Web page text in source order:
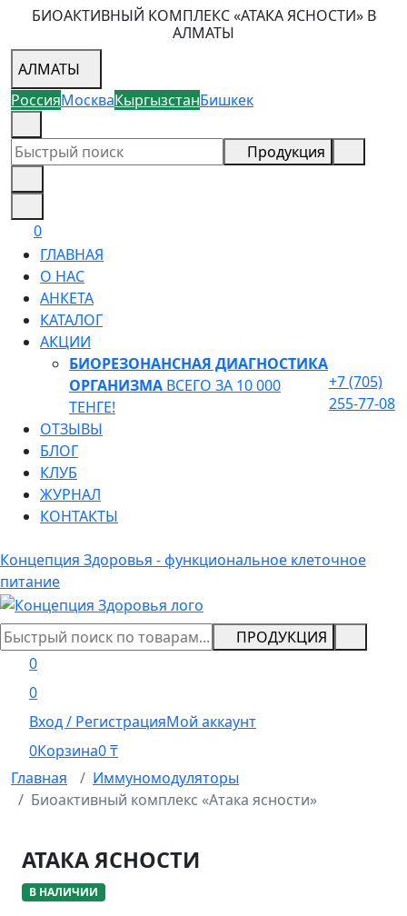
БИОАКТИВНЫЙ КОМПЛЕКС «АТАКА ЯСНОСТИ» В
АЛМАТЫ
АЛМАТЫ
РоссияМоскваКыргызстанБишкек
Продукция
0
ГЛАВНАЯ
О НАС
АНКЕТА
КАТАЛОГ
АКЦИИ
БИОРЕЗОНАНСНАЯ ДИАГНОСТИКА
ОРГАНИЗМА ВСЕГО ЗА 10 000
ТЕНГЕ!
ОТЗЫВЫ
БЛОГ
КЛУБ
ЖУРНАЛ
КОНТАКТЫ
+7 (705)
255-77-08
Концепция Здоровья - функциональное клеточное
питание
ПРОДУКЦИЯ
0
0
Вход / РегистрацияМой аккаунт
0Корзина0₸
Главная
Иммуномодуляторы
Биоактивный комплекс «Атака ясности»
АТАКА ЯСНОСТИ
В НАЛИЧИИ